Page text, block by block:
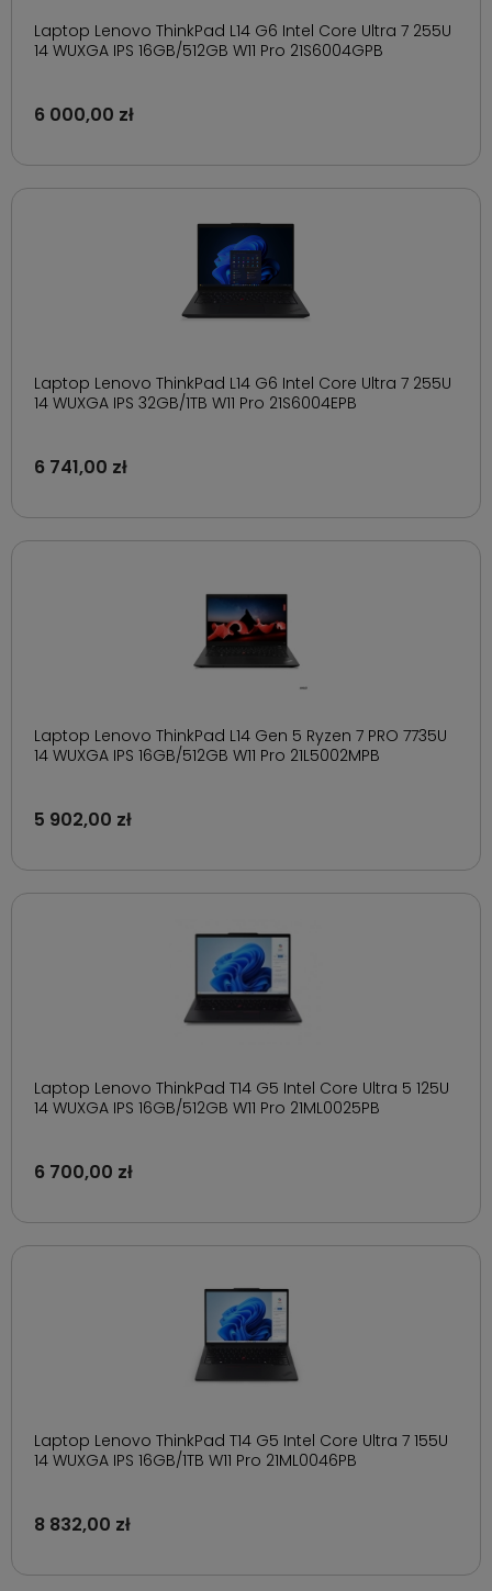
Laptop Lenovo ThinkPad L14 G6 Intel Core Ultra 7 255U
14 WUXGA IPS 16GB/512GB W11 Pro 21S6004GPB
6 000,00 zł
Laptop Lenovo ThinkPad L14 G6 Intel Core Ultra 7 255U
14 WUXGA IPS 32GB/1TB W11 Pro 21S6004EPB
6 741,00 zł
Laptop Lenovo ThinkPad L14 Gen 5 Ryzen 7 PRO 7735U
14 WUXGA IPS 16GB/512GB W11 Pro 21L5002MPB
5 902,00 zł
Laptop Lenovo ThinkPad T14 G5 Intel Core Ultra 5 125U
14 WUXGA IPS 16GB/512GB W11 Pro 21ML0025PB
6 700,00 zł
Laptop Lenovo ThinkPad T14 G5 Intel Core Ultra 7 155U
14 WUXGA IPS 16GB/1TB W11 Pro 21ML0046PB
8 832,00 zł